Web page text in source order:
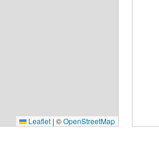
Leaflet | ©OpenStreetMap